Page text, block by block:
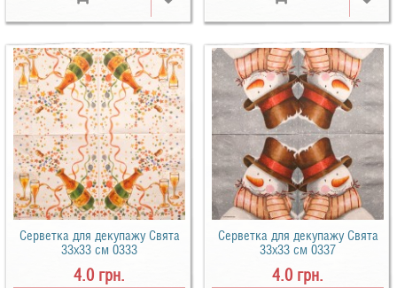
Серветка для декупажу Свята
33х33 см 0333
4.0 грн.
Серветка для декупажу Свята
33х33 см 0337
4.0 грн.